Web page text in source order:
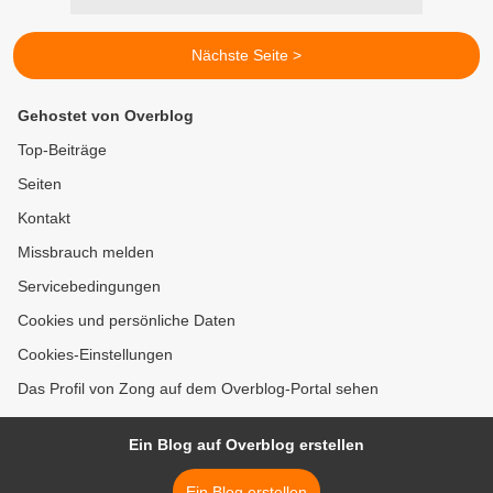
Nächste Seite >
Gehostet von Overblog
Top-Beiträge
Seiten
Kontakt
Missbrauch melden
Servicebedingungen
Cookies und persönliche Daten
Cookies-Einstellungen
Das Profil von Zong auf dem Overblog-Portal sehen
Ein Blog auf Overblog erstellen